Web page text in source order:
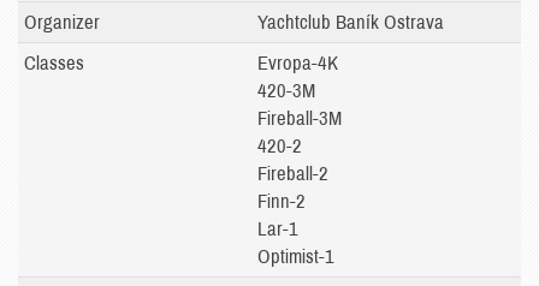
Organizer
Yachtclub Baník Ostrava
Classes
Evropa-4K
420-3M
Fireball-3M
420-2
Fireball-2
Finn-2
Lar-1
Optimist-1